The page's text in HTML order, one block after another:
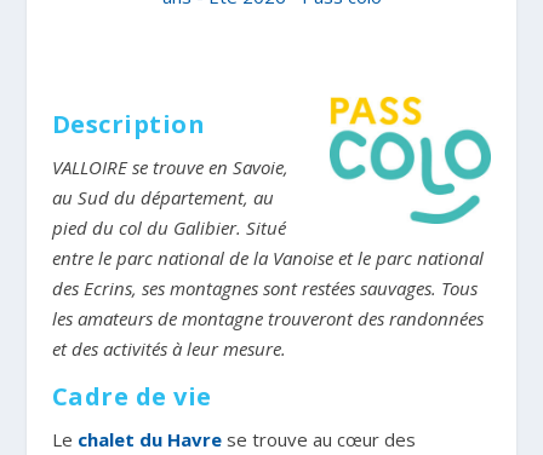
Description
VALLOIRE se trouve en Savoie,
au Sud du département, au
pied du col du Galibier. Situé
entre le parc national de la Vanoise et le parc national
des Ecrins, ses montagnes sont restées sauvages. Tous
les amateurs de montagne trouveront des randonnées
et des activités à leur mesure.
Cadre de vie
Le chalet du Havrese trouve au cœur des